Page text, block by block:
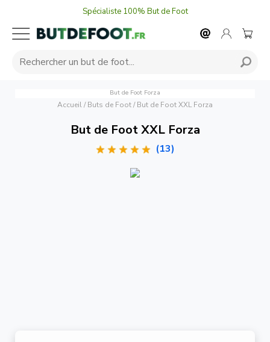
Spécialiste 100% But de Foot
But de Foot Forza
Accueil/ Buts de Foot/ But de Foot XXL Forza
But de Foot XXL Forza
(13)